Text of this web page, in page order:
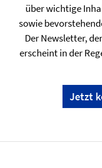
über wichtige
sowie
Der Newsletter,
erscheint in der
Jetzt